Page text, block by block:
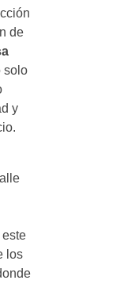
de
solo
y
los